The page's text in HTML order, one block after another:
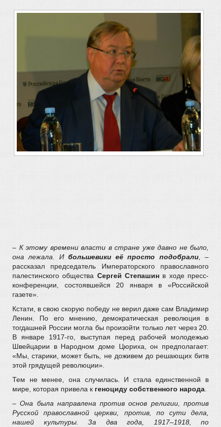
– К этому времени власти в стране уже давно не было,
она лежала. И большевики её просто подобрали, –
рассказал председатель Императорского православного
палестинского общества Сергей Степашин в ходе пресс-
конференции, состоявшейся 20 января в «Российской
газете».
Кстати, в свою скорую победу не верил даже сам Владимир
Ленин. По его мнению, демократическая революция в
тогдашней России могла бы произойти только лет через 20.
В январе 1917-го, выступая перед рабочей молодежью
Швейцарии в Народном доме Цюриха, он предполагает:
«Мы, старики, может быть, не доживем до решающих битв
этой грядущей революции».
Тем не менее, она случилась. И стала единственной в
мире, которая привела к геноциду собственного народа.
– Она была направлена против основ религии, против
Русской православной церкви, против, по сути дела,
нашей культуры. За два года, 1917–1918, по